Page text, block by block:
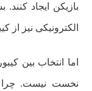
بازیکن ایجاد
الکترونیکی نیز از
اما انتخاب بین
نخست نیست. چرا